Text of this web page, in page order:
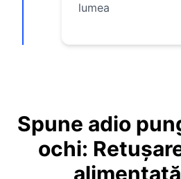
lumea
Spune adio
ochi: